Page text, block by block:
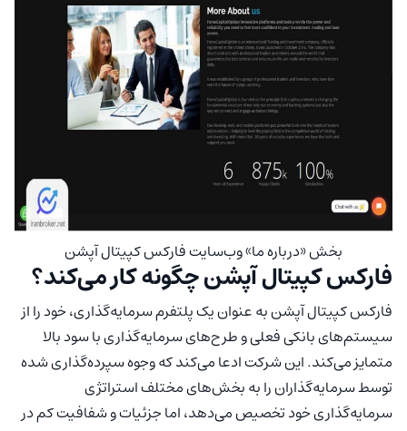
بخش «درباره ما» وب‌سایت فارکسکپیتال آپشن
فارکس کپیتال آپشن چگونه کار می‌کند؟
فارکس کپیتال آپشن به عنوان یک پلتفرم سرمایه‌گذاری، خود را از
سیستم‌های بانکی فعلی و طرح‌های سرمایه‌گذاری با سود بالا
متمایز می‌کند. این شرکت ادعا می‌کند که وجوه سپرده‌گذاری شده
توسط سرمایه‌گذاران را به بخش‌های مختلف استراتژی
سرمایه‌گذاری خود تخصیص می‌دهد، اما جزئیات و شفافیت کم در